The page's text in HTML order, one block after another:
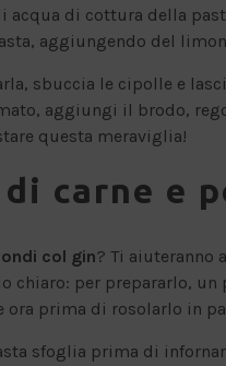
di cottura della
aggiungendo del
sbuccia le cipolle e
aggiungi il brodo,
questa meraviglia!
carne e
col gin? Ti aiuteranno
chiaro: per prepararlo,
ora prima di rosolarlo in
sfoglia prima di